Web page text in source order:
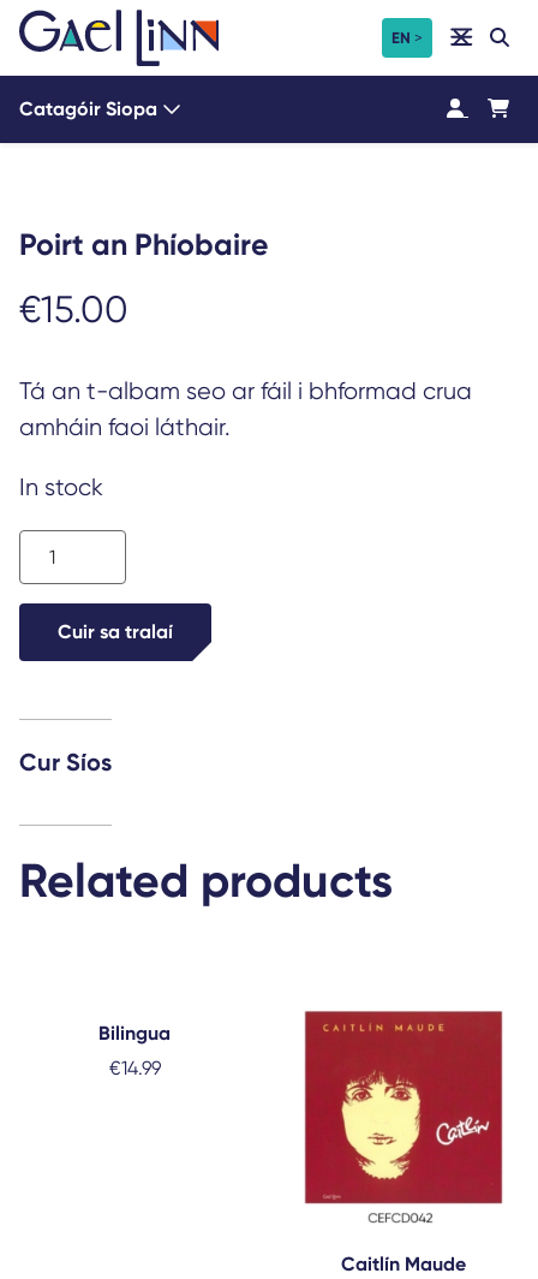
Léim
chuig
EN
Catagóir Siopa
Cuardach a dhéanamh ar Cuardach
Poirt an Phíobaire
€15.00
Tá an t-albam seo ar fáil i bhformad crua
amháin faoi láthair.
In stock
Poirt
an
Phíobaire
quantity
Cuir sa tralaí
Cur Síos
Related products
Bilingua
€14.99
Caitlín Maude